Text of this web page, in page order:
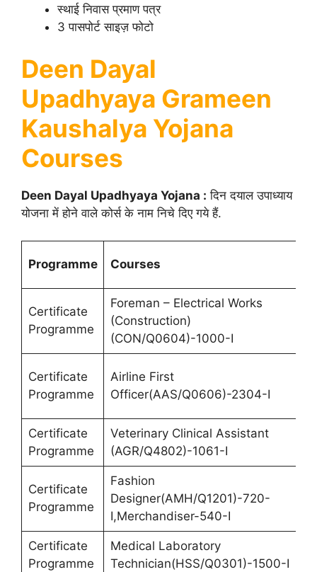
स्थाई निवास प्रमाण पत्र
3 पासपोर्ट साइज़ फोटो
Deen Dayal
Upadhyaya Grameen
Kaushalya Yojana
Courses
Deen Dayal Upadhyaya Yojana : दिन दयाल उपाध्याय
योजना में होने वाले कोर्स के नाम निचे दिए गये हैं.
Programme Courses
Certificate
Programme
Foreman – Electrical Works
(Construction)
(CON/Q0604)-1000-I
Certificate
Programme
Airline First
Officer(AAS/Q0606)-2304-I
Certificate
Programme
Veterinary Clinical Assistant
(AGR/Q4802)-1061-I
Certificate
Programme
Fashion
Designer(AMH/Q1201)-720-
I,Merchandiser-540-I
Certificate
Programme
Medical Laboratory
Technician(HSS/Q0301)-1500-I